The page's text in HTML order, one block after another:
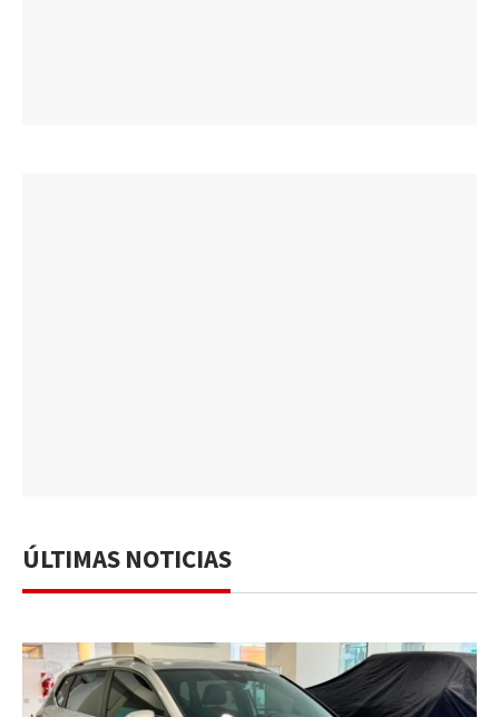
ÚLTIMAS NOTICIAS